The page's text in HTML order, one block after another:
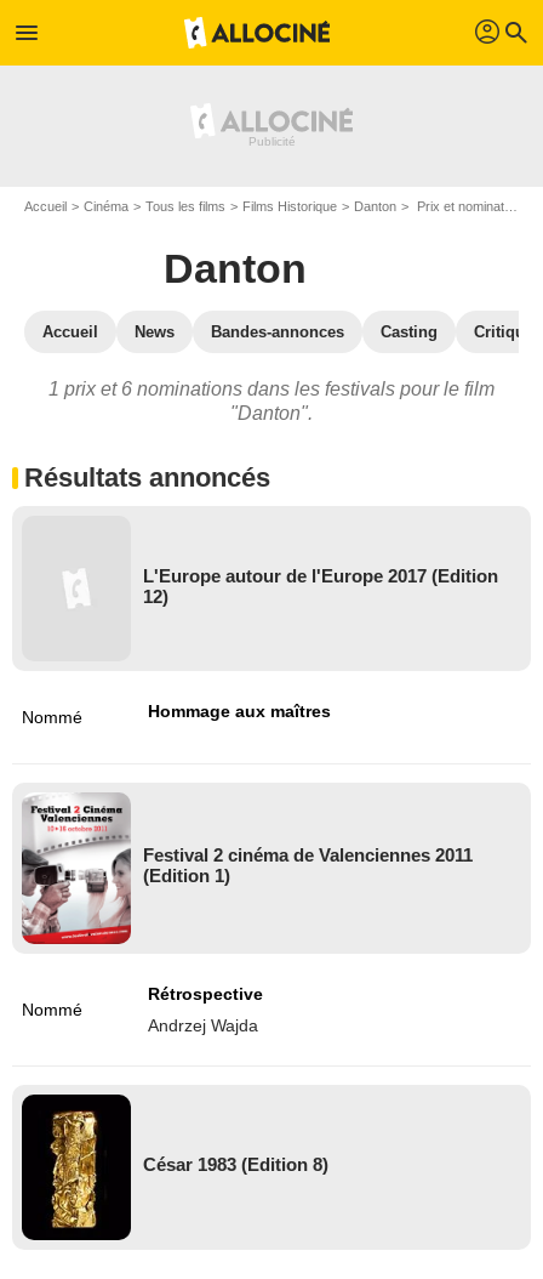
menu profil search
Accueil Cinéma Tous les films Films Historique Danton Prix et nominations pour Danton
Danton
Accueil News Bandes-annonces Casting
1 prix et 6 nominations dans les festivals pour le film
"Danton".
Résultats annoncés
L'Europe autour de l'Europe 2017 (Edition
12)
Nommé Hommage aux maîtres
Festival 2 cinéma de Valenciennes 2011
(Edition 1)
Nommé
Rétrospective
Andrzej Wajda
César 1983 (Edition 8)